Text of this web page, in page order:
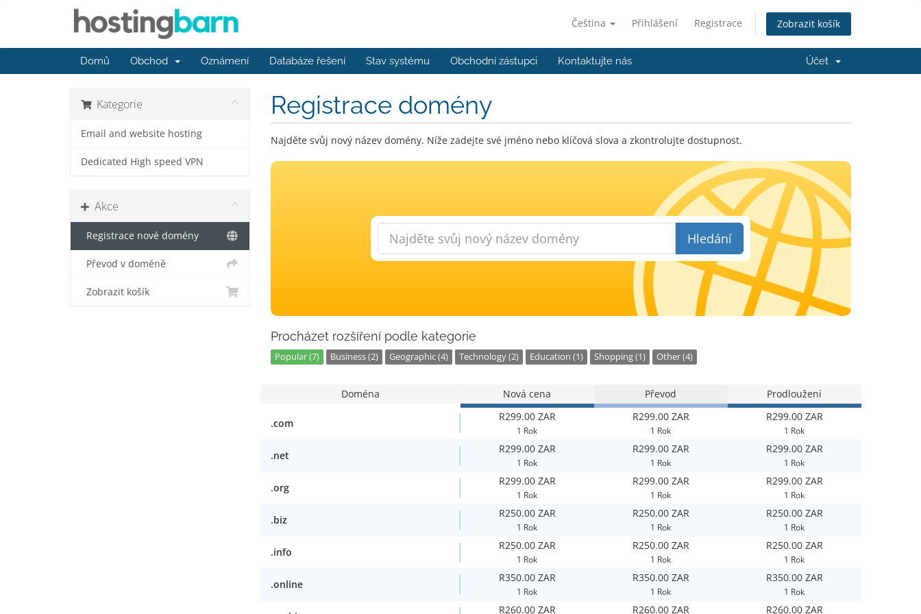
Čeština Přihlášení Registrace Zobrazit košík
Domů Obchod Oznámení Databáze řešení Stav systému Obchodní zástupci Kontaktujte nás Účet
Kategorie
Email and website hosting
Dedicated High speed VPN
Akce
Registrace nové domény
Převod v doméně
Zobrazit košík
Registrace domény
Najděte svůj nový název domény. Níže zadejte své jméno nebo klíčová slova a zkontrolujte dostupnost.
Hledání
Procházet rozšíření podle kategorie
Popular (7) Business (2) Geographic (4) Technology (2) Education (1) Shopping (1) Other (4)
Doména Nová cena Převod Prodloužení
.com
R299.00 ZAR
1 Rok
R299.00 ZAR
1 Rok
R299.00 ZAR
1 Rok
.net
R299.00 ZAR
1 Rok
R299.00 ZAR
1 Rok
R299.00 ZAR
1 Rok
.org
R299.00 ZAR
1 Rok
R299.00 ZAR
1 Rok
R299.00 ZAR
1 Rok
.biz
R250.00 ZAR
1 Rok
R250.00 ZAR
1 Rok
R250.00 ZAR
1 Rok
.info
R250.00 ZAR
1 Rok
R250.00 ZAR
1 Rok
R250.00 ZAR
1 Rok
.online
R350.00 ZAR
1 Rok
R350.00 ZAR
1 Rok
R350.00 ZAR
1 Rok
R260.00 ZAR R260.00 ZAR R260.00 ZAR